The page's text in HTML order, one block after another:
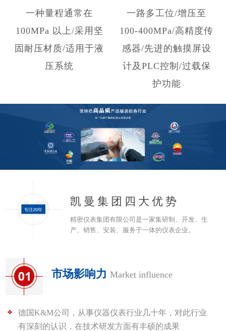
一种量程通常在
100MPa 以上/采用坚
固耐压材质/适用于液
压系统
一路多工位/增压至
100-400MPa/高精度传
感器/先进的触摸屏设
计及PLC控制/过载保
护功能
凯曼集团四大优势
精密仪表集团有限公司是一家集研制、开发、生
产、销售、安装、服务于一体的仪表企业。
市场影响力 Market influence
德国K&M公司，从事仪器仪表行业几十年，对此行业
有深刻的认识，在技术研发方面有丰硕的成果